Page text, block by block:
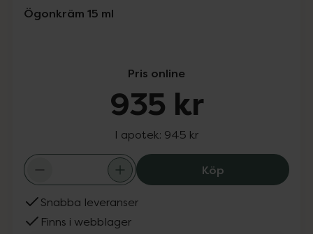
Ögonkräm 15 ml
Pris online
935 kr
I apotek: 945 kr
KöpDermalogica
Snabba leveranser
Finns i webblager